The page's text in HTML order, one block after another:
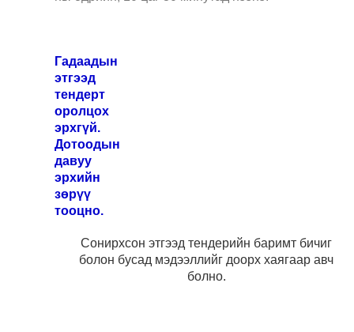
Гадаадын
этгээд
тендерт
оролцох
эрхгүй.
Дотоодын
давуу
эрхийн
зөрүү
тооцно.
Сонирхсон этгээд тендерийн баримт бичиг
болон бусад мэдээллийг доорх хаягаар авч
болно.